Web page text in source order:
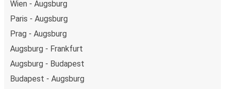
Wien - Augsburg
Paris - Augsburg
Prag - Augsburg
Augsburg - Frankfurt
Augsburg - Budapest
Budapest - Augsburg